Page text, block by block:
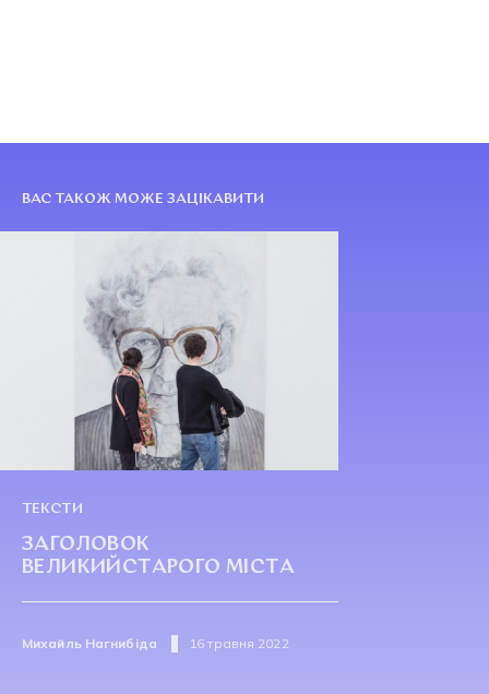
ВАС ТАКОЖ МОЖЕ ЗАЦІКАВИТИ
ТЕКСТИ
ЗАГОЛОВОК
ВЕЛИКИЙСТАРОГО МІСТА
Михайль Нагнибіда 16 травня 2022